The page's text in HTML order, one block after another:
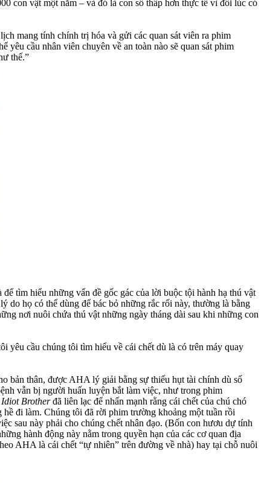
con vật một năm – và đó là con số thấp hơn thực tế vì đôi lúc có
mang tính chính trị hóa và gửi các quan sát viên ra phim
cầu nhân viên chuyên về an toàn nào sẽ quan sát phim
thế.”
tìm hiểu những vấn đề gốc gác của lời buộc tội hành hạ thú vật
do họ có thể dùng để bác bỏ những rắc rối này, thường là bằng
nơi nuôi chứa thú vật những ngày tháng dài sau khi những con
yêu cầu chúng tôi tìm hiểu về cái chết dù là có trên máy quay
bản thân, được AHA lý giải bằng sự thiếu hụt tài chính dù số
vẫn bị người huấn luyện bắt làm việc, như trong phim
Brotherđã liên lạc để nhấn mạnh rằng cái chết của chú chó
đi làm. Chúng tôi đã rời phim trường khoảng một tuần rồi
sau này phải cho chúng chết nhân đạo. (Bốn con hươu dự tính
hành động này nằm trong quyền hạn của các cơ quan địa
AHA là cái chết “tự nhiên” trên đường về nhà) hay tại chỗ nuôi